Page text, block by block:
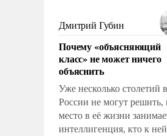
Дмитрий Губин
Почему «объясняющий
класс» не может ничего
объяснить
Уже несколько столетий в
России не могут решить,
место в её жизни
интеллигенция, кто к ней